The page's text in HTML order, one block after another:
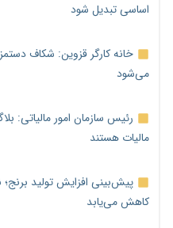
اساسی تبدیل شود
خانه کارگر قزوین: شکاف
می‌شود
رئیس سازمان امور مالیاتی:
مالیات هستند
کاهش می‌یابد